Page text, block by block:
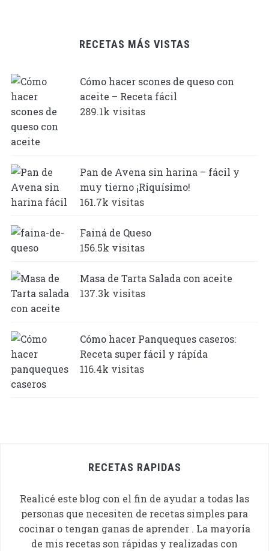
RECETAS MÁS VISTAS
Cómo hacer scones de queso con
aceite – Receta fácil
289.1k visitas
Pan de Avena sin harina – fácil y
muy tierno ¡Riquísimo!
161.7k visitas
Fainá de Queso
156.5k visitas
Masa de Tarta Salada con aceite
137.3k visitas
Cómo hacer Panqueques caseros:
Receta super fácil y rápída
116.4k visitas
RECETAS RAPIDAS
Realicé este blog con el fin de ayudar a todas las
personas que necesiten de recetas simples para
cocinar o tengan ganas de aprender . La mayoría
de mis recetas son rápidas y realizadas con